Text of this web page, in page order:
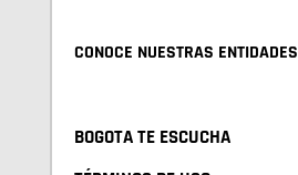
CONOCE NUESTRAS ENTIDADES
BOGOTA TE ESCUCHA